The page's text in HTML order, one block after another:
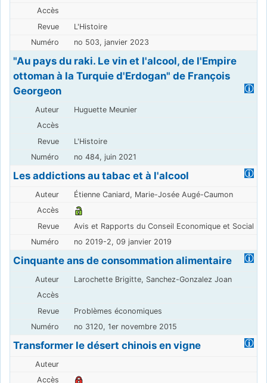
L'Histoire
no 503, janvier 2023
"Au pays du raki. Le vin et l'alcool, de l'Empire
ottoman à la Turquie d'Erdogan" de François
Georgeon
Huguette Meunier
L'Histoire
no 484, juin 2021
Les addictions au tabac et à l'alcool
Étienne Caniard, Marie-Josée Augé-Caumon
Avis et Rapports du Conseil Economique et Social
no 2019-2, 09 janvier 2019
Cinquante ans de consommation alimentaire
Larochette Brigitte, Sanchez-Gonzalez Joan
Problèmes économiques
no 3120, 1er novembre 2015
Transformer le désert chinois en vigne